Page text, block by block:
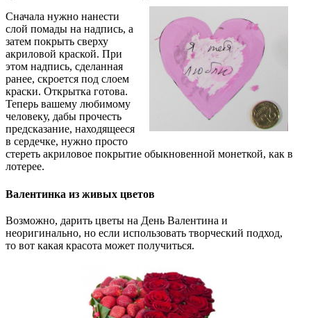
Сначала нужно нанести
слой помады на надпись, а
затем покрыть сверху
акриловой краской. При
этом надпись, сделанная
ранее, скроется под слоем
краски. Открытка готова.
Теперь вашему любимому
человеку, дабы прочесть
предсказание, находящееся
в сердечке, нужно просто
стереть акриловое покрытие обыкновенной монеткой, как в
лотерее.
Валентинка из живых цветов
Возможно, дарить цветы на День Валентина и
неоригинально, но если использовать творческий подход,
то вот какая красота может получиться.